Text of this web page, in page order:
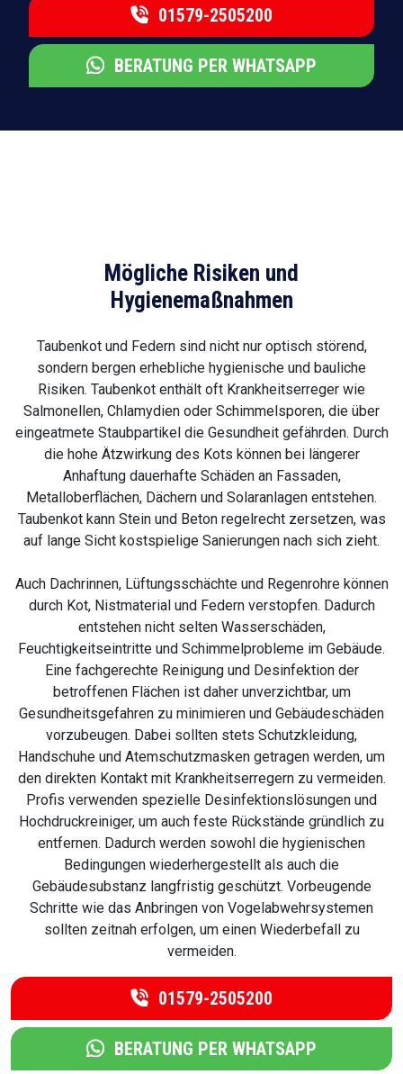
01579-2505200
BERATUNG PER WHATSAPP
Mögliche Risiken und
Hygienemaßnahmen
Taubenkot und Federn sind nicht nur optisch störend,
sondern bergen erhebliche hygienische und bauliche
Risiken. Taubenkot enthält oft Krankheitserreger wie
Salmonellen, Chlamydien oder Schimmelsporen, die über
eingeatmete Staubpartikel die Gesundheit gefährden. Durch
die hohe Ätzwirkung des Kots können bei längerer
Anhaftung dauerhafte Schäden an Fassaden,
Metalloberflächen, Dächern und Solaranlagen entstehen.
Taubenkot kann Stein und Beton regelrecht zersetzen, was
auf lange Sicht kostspielige Sanierungen nach sich zieht.
Auch Dachrinnen, Lüftungsschächte und Regenrohre können
durch Kot, Nistmaterial und Federn verstopfen. Dadurch
entstehen nicht selten Wasserschäden,
Feuchtigkeitseintritte und Schimmelprobleme im Gebäude.
Eine fachgerechte Reinigung und Desinfektion der
betroffenen Flächen ist daher unverzichtbar, um
Gesundheitsgefahren zu minimieren und Gebäudeschäden
vorzubeugen. Dabei sollten stets Schutzkleidung,
Handschuhe und Atemschutzmasken getragen werden, um
den direkten Kontakt mit Krankheitserregern zu vermeiden.
Profis verwenden spezielle Desinfektionslösungen und
Hochdruckreiniger, um auch feste Rückstände gründlich zu
entfernen. Dadurch werden sowohl die hygienischen
Bedingungen wiederhergestellt als auch die
Gebäudesubstanz langfristig geschützt. Vorbeugende
Schritte wie das Anbringen von Vogelabwehrsystemen
sollten zeitnah erfolgen, um einen Wiederbefall zu
vermeiden.
01579-2505200
BERATUNG PER WHATSAPP